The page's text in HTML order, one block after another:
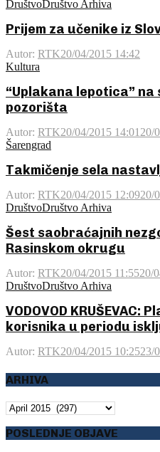
DruštvoDruštvo Arhiva
Prijem za učenike iz
Autor: RTK20/04/2015 14:42
Kultura
“Uplakana lepotica”
pozorišta
Autor: RTK20/04/2015 14:01 20/
Šarengrad
Takmičenje sela
Autor: RTK20/04/2015 12:0920/
DruštvoDruštvo Arhiva
Šest saobraćajnih
Rasinskom okrugu
Autor: RTK20/04/2015 11:5520/
DruštvoDruštvo Arhiva
VODOVOD KRUŠEVAC:
korisnika u periodu
Autor: RTK20/04/2015 10:2523/
ARHIVA
ARHIVA
POSLEDNJE OBJAVE